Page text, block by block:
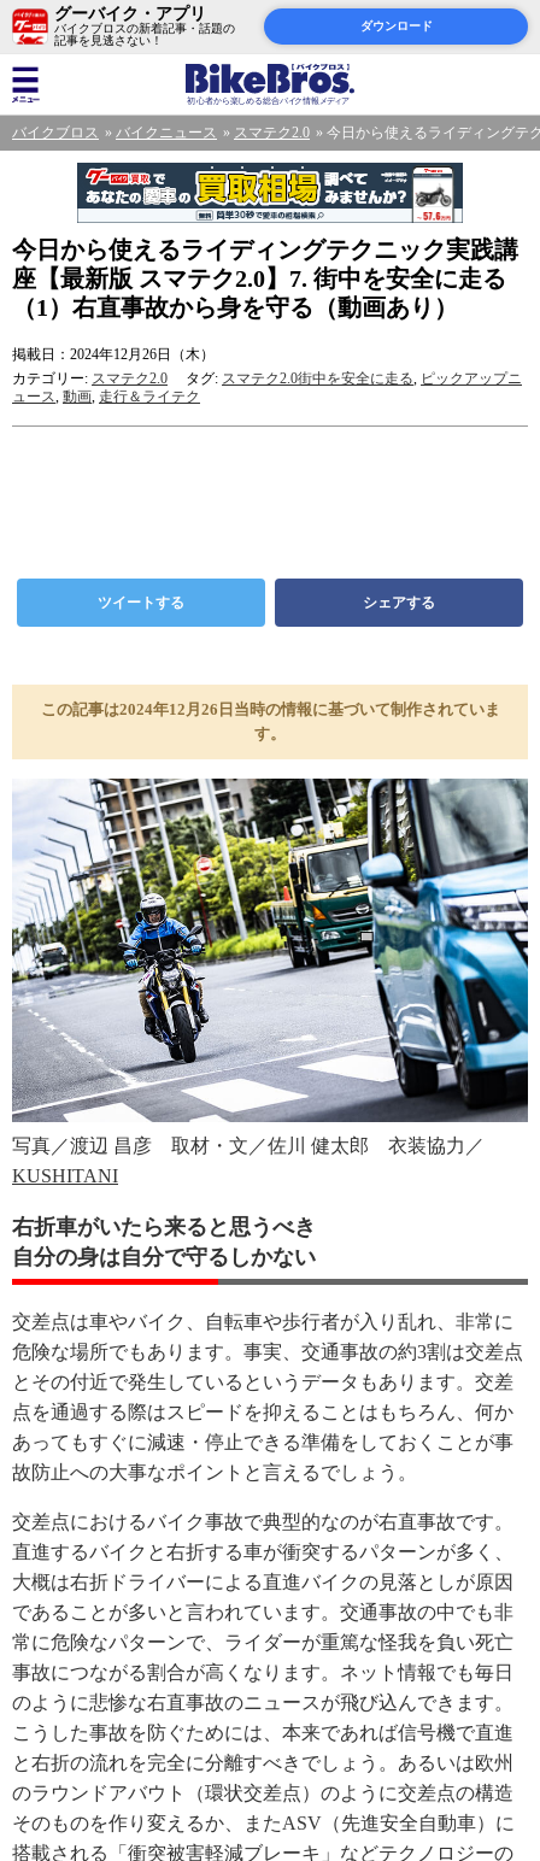
グーバイク・アプリ
バイクブロスの新着記事・話題の
記事を見逃さない！
ダウンロード
バイクブロス バイクニュース スマテク2.0 今日から使えるライディングテ
今日から使えるライディングテクニック実践講
座【最新版 スマテク2.0】7. 街中を安全に走る
（1）右直事故から身を守る（動画あり）
掲載日：2024年12月26日（木）
カテゴリー: スマテク2.0 タグ: スマテク2.0街中を安全に走る, ピックアップニ
ュース, 動画, 走行＆ライテク
ツイートする シェアする
この記事は2024年12月26日当時の情報に基づいて制作されていま
す。
写真／渡辺 昌彦 取材・文／佐川 健太郎 衣装協力／
KUSHITANI
右折車がいたら来ると思うべき
自分の身は自分で守るしかない
交差点は車やバイク、自転車や歩行者が入り乱れ、非常に
危険な場所でもあります。事実、交通事故の約3割は交差点
とその付近で発生しているというデータもあります。交差
点を通過する際はスピードを抑えることはもちろん、何か
あってもすぐに減速・停止できる準備をしておくことが事
故防止への大事なポイントと言えるでしょう。
交差点におけるバイク事故で典型的なのが右直事故です。
直進するバイクと右折する車が衝突するパターンが多く、
大概は右折ドライバーによる直進バイクの見落としが原因
であることが多いと言われています。交通事故の中でも非
常に危険なパターンで、ライダーが重篤な怪我を負い死亡
事故につながる割合が高くなります。ネット情報でも毎日
のように悲惨な右直事故のニュースが飛び込んできます。
こうした事故を防ぐためには、本来であれば信号機で直進
と右折の流れを完全に分離すべきでしょう。あるいは欧州
のラウンドアバウト（環状交差点）のように交差点の構造
そのものを作り変えるか、またASV（先進安全自動車）に
搭載される「衝突被害軽減ブレーキ」などテクノロジーの